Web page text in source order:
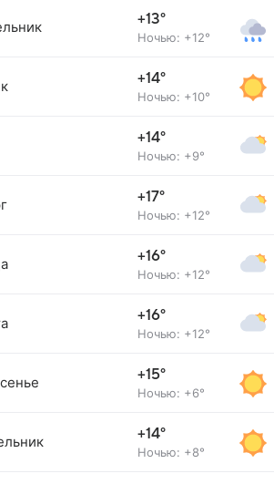
+13°
Ночью: +12°
+14°
Ночью: +10°
+14°
Ночью: +9°
+17°
Ночью: +12°
+16°
Ночью: +12°
+16°
Ночью: +12°
+15°
Ночью: +6°
+14°
Ночью: +8°